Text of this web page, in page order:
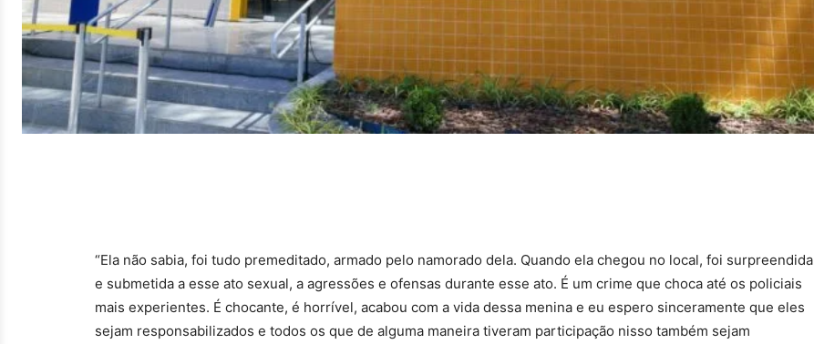
“Ela não sabia, foi tudo premeditado, armado pelo namorado dela. Quando ela chegou no local, foi surpreendida
e submetida a esse ato sexual, a agressões e ofensas durante esse ato. É um crime que choca até os policiais
mais experientes. É chocante, é horrível, acabou com a vida dessa menina e eu espero sinceramente que eles
sejam responsabilizados e todos os que de alguma maneira tiveram participação nisso também sejam